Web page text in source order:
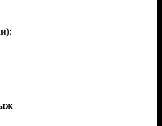
: